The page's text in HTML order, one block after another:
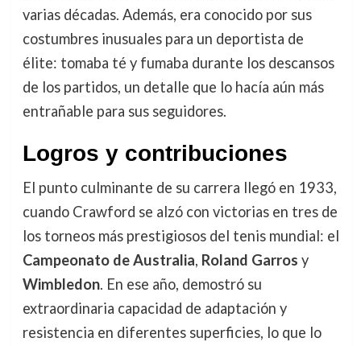
varias décadas. Además, era conocido por sus
costumbres inusuales para un deportista de
élite: tomaba té y fumaba durante los descansos
de los partidos, un detalle que lo hacía aún más
entrañable para sus seguidores.
Logros y contribuciones
El punto culminante de su carrera llegó en 1933,
cuando Crawford se alzó con victorias en tres de
los torneos más prestigiosos del tenis mundial: el
Campeonato de Australia, Roland Garros y
Wimbledon. En ese año, demostró su
extraordinaria capacidad de adaptación y
resistencia en diferentes superficies, lo que lo